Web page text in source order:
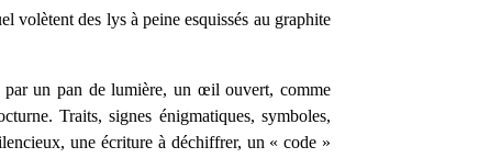
volètent des lys à peine esquissés au graphite
par un pan de lumière, un œil ouvert, comme
Traits, signes énigmatiques, symboles,
une écriture à déchiffrer, un « code »